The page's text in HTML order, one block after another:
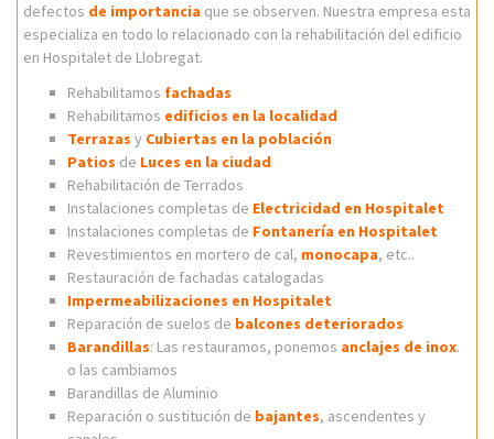
defectos de importancia que se observen. Nuestra empresa esta
especializa en todo lo relacionado con la rehabilitación del edificio
en Hospitalet de Llobregat.
Rehabilitamos fachadas
Rehabilitamos edificios en la localidad
Terrazas y Cubiertas en la población
Patios de Luces en la ciudad
Rehabilitación de Terrados
Instalaciones completas de Electricidad en Hospitalet
Instalaciones completas de Fontanería en Hospitalet
Revestimientos en mortero de cal, monocapa, etc..
Restauración de fachadas catalogadas
Impermeabilizaciones en Hospitalet
Reparación de suelos de balcones deteriorados
Barandillas: Las restauramos, ponemos anclajes de inox.
o las cambiamos
Barandillas de Aluminio
Reparación o sustitución de bajantes, ascendentes y